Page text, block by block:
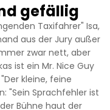
gefällig
Taxifahrer" Isa,
aus der Jury außer
zwar nett, aber
ist ein Mr. Nice Guy
kleine, feine
"Sein Sprachfehler ist
Bühne haut der